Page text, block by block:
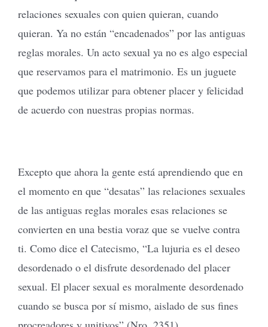
relaciones sexuales con quien quieran, cuando
quieran. Ya no están “encadenados” por las antiguas
reglas morales. Un acto sexual ya no es algo especial
que reservamos para el matrimonio. Es un juguete
que podemos utilizar para obtener placer y felicidad
de acuerdo con nuestras propias normas.
Excepto que ahora la gente está aprendiendo que en
el momento en que “desatas” las relaciones sexuales
de las antiguas reglas morales esas relaciones se
convierten en una bestia voraz que se vuelve contra
ti. Como dice el Catecismo, “La lujuria es el deseo
desordenado o el disfrute desordenado del placer
sexual. El placer sexual es moralmente desordenado
cuando se busca por sí mismo, aislado de sus fines